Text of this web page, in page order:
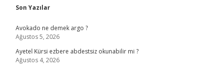
Sidebar
Son Yazılar
Avokado ne demek argo ?
Ağustos 5, 2026
Ayetel Kürsi ezbere abdestsiz okunabilir mi ?
Ağustos 4, 2026